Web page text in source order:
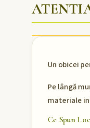
Un obicei
Pe lângă
materiale
Ce Spun